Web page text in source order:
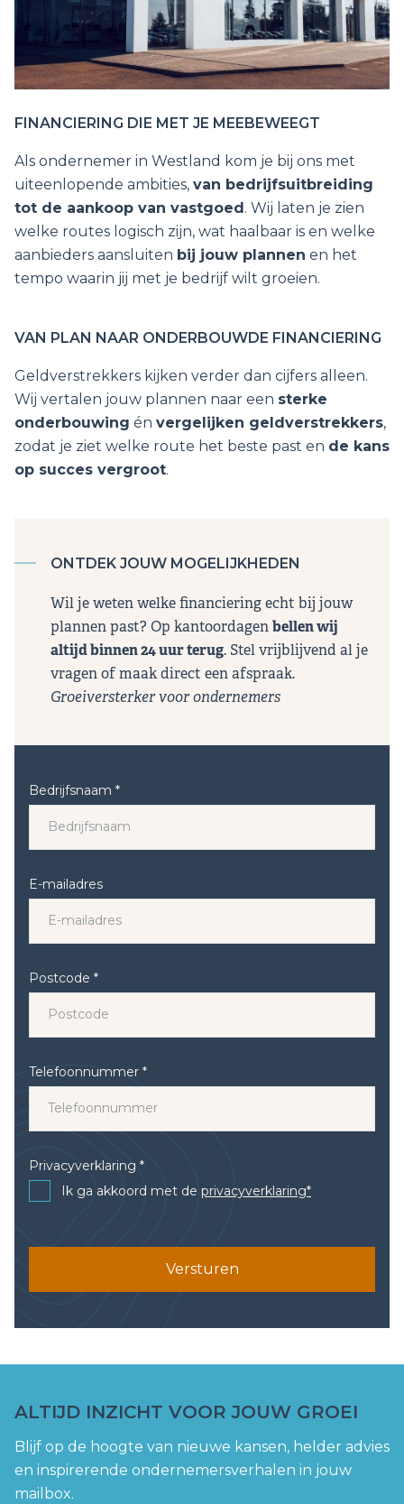
FINANCIERING DIE MET JE MEEBEWEEGT
Als ondernemer in Westland kom je bij ons met
uiteenlopende ambities, van bedrijfsuitbreiding
tot de aankoop van vastgoed. Wij laten je zien
welke routes logisch zijn, wat haalbaar is en welke
aanbieders aansluiten bij jouw plannen en het
tempo waarin jij met je bedrijf wilt groeien.
VAN PLAN NAAR ONDERBOUWDE FINANCIERING
Geldverstrekkers kijken verder dan cijfers alleen.
Wij vertalen jouw plannen naar een sterke
onderbouwing én vergelijken geldverstrekkers,
zodat je ziet welke route het beste past en de kans
op succes vergroot.
ONTDEK JOUW MOGELIJKHEDEN
Wil je weten welke financiering echt bij jouw
plannen past? Op kantoordagenbellen wij
altijd binnen 24 uur terug. Stel vrijblijvend al je
vragen of maak direct een afspraak.
Groeiversterker voor ondernemers
Bedrijfsnaam *
E-mailadres
Postcode *
Telefoonnummer *
Privacyverklaring *
Ik ga akkoord met de privacyverklaring*
Versturen
ALTIJD INZICHT VOOR JOUW GROEI
Blijf op de hoogte van nieuwe kansen, helder advies
en inspirerende ondernemersverhalen in jouw
mailbox.